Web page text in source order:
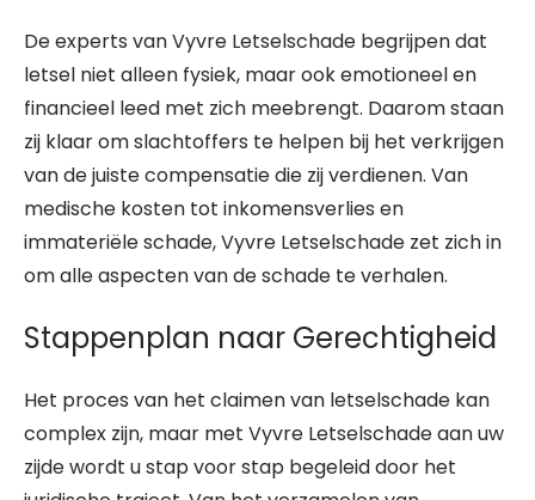
De experts van Vyvre Letselschade begrijpen dat
letsel niet alleen fysiek, maar ook emotioneel en
financieel leed met zich meebrengt. Daarom staan
zij klaar om slachtoffers te helpen bij het verkrijgen
van de juiste compensatie die zij verdienen. Van
medische kosten tot inkomensverlies en
immateriële schade, Vyvre Letselschade zet zich in
om alle aspecten van de schade te verhalen.
Stappenplan naar Gerechtigheid
Het proces van het claimen van letselschade kan
complex zijn, maar met Vyvre Letselschade aan uw
zijde wordt u stap voor stap begeleid door het